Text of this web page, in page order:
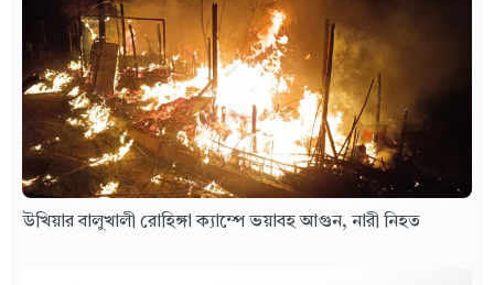
উখিয়ার বালুখালী রোহিঙ্গা ক্যাম্পে ভয়াবহ আগুন, নারী নিহত